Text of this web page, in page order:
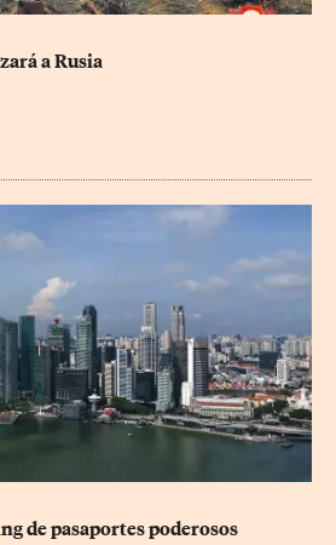
a Rusia
de pasaportes poderosos